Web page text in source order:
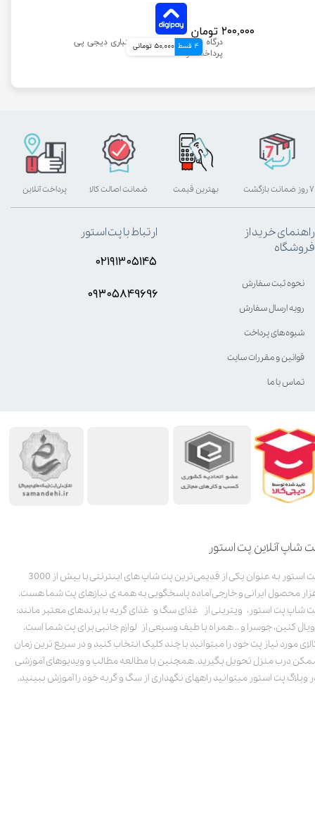
۲۰۰,۰۰۰ تومان
4 قسط 50,000 تومانی
شاپ آنلاین پت استور
پت استور به عنوان یکی از قدیمی‌ترین پت شاپ های اینترنتی با بیش از 3000
محصول ایرانی و خارجی آماده پاسخگویی به همه ی نیازهای پت شما هست.
شاپ پت استور، ویترینی از غذای سگ و غذای گربه با برندهای معتبر مانند:
کنین، جوسرا و .. همراه با طیف وسیعی از لوازم جانبی برای پت شما است.
مورد نیاز پت خود را میتوانید با چند کلیک انتخاب کنید و در سریع ترین زمان
درب منزل تحویل بگیرید. همچنین با مطالعه مطالب و ویدیوهای آموزشی
وبلاگ پت استور میتوانید راههای نگهداری از سگ و گربه خود را آموزش ببینید.
بهترین قیمت پرداخت آنلاین ۷ روز ضمانت بازگشت ضمانت اصالت کالا
راهنمای خرید از
فروشگاه
نحوه ثبت سفارش
رویه ارسال سفارش
شیوه‌های پرداخت
قوانین و مقررات سایت
تماس با ما
ارتباط با پت استور
۰۲۱۹۱۳۰۵۱۴۵
۰۹۳۰۵8۴9696